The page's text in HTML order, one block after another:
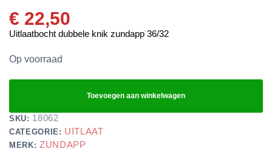
€ 22,50
Uitlaatbocht dubbele knik zundapp 36/32
Op voorraad
Toevoegen aan winkelwagen
SKU: 18062
CATEGORIE: UITLAAT
MERK: ZUNDAPP